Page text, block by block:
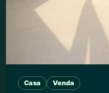
Casa Venda